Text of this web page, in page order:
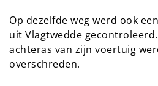
Op dezelfde weg werd ook
uit Vlagtwedde
achteras van zijn voertuig
overschreden.